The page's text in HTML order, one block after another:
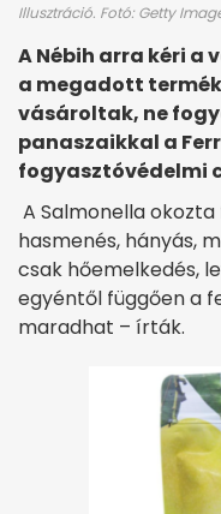
Illusztráció. Fotó: Getty
A Nébih arra kéri a
a megadott
vásároltak, ne
panaszaikkal a
fogyasztóvédelmi
A Salmonella
hasmenés, hányás,
csak hőemelkedés,
egyéntől függően a
maradhat – írták.